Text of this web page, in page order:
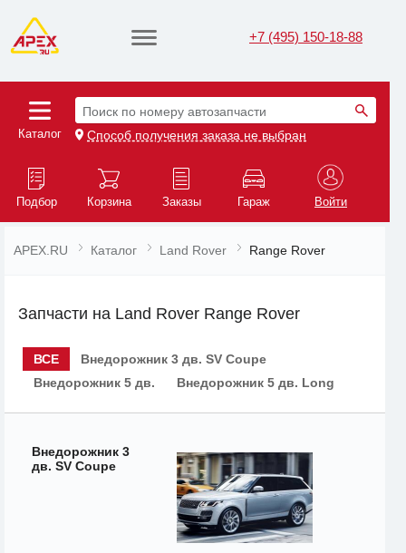
+7 (495) 150-18-88
Каталог
Поиск по номеру автозапчасти
Способ получения заказа не выбран
Подбор Корзина Заказы Гараж Войти
APEX.RU Каталог Land Rover Range Rover
Запчасти на Land Rover Range Rover
ВСЕ
Внедорожник 3 дв. SV Coupe
Внедорожник 5 дв.
Внедорожник 5 дв. Long
Внедорожник 3
дв. SV Coupe